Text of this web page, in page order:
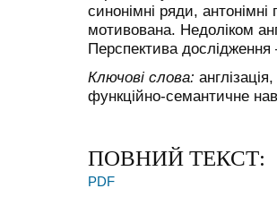
синонімні ряди,
мотивована. Недоліком
Перспектива
Ключові слова:
функційно-семантичне
ПОВНИЙ ТЕКСТ:
PDF